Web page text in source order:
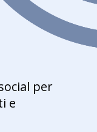
per
e